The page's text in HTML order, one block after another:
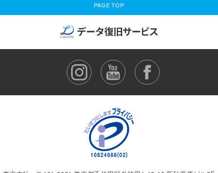
PAGE TOP